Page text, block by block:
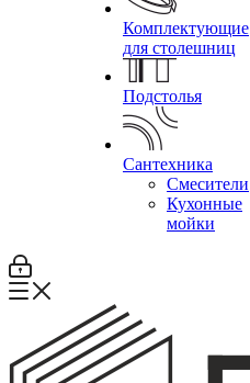
Комплектующие
для столешниц
Подстолья
Сантехника
Смесители
Кухонные
мойки